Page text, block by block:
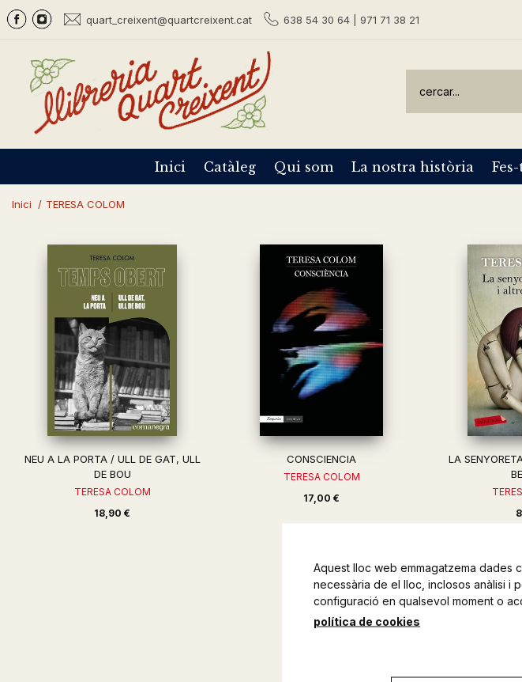
quart_creixent@quartcreixent.cat 638 54 30 64 | 971 71 38 21
Inici Catàleg Qui som La nostra història
Inici / TERESA COLOM
NEU A LA PORTA / ULL DE GAT, ULL
DE BOU
TERESA COLOM
18,90 €
CONSCIENCIA
TERESA COLOM
17,00 €
LA
Aquest lloc web emmagatzema dades
necessària de el lloc, inclosos anàlisi i
configuració en qualsevol moment o
política de cookies